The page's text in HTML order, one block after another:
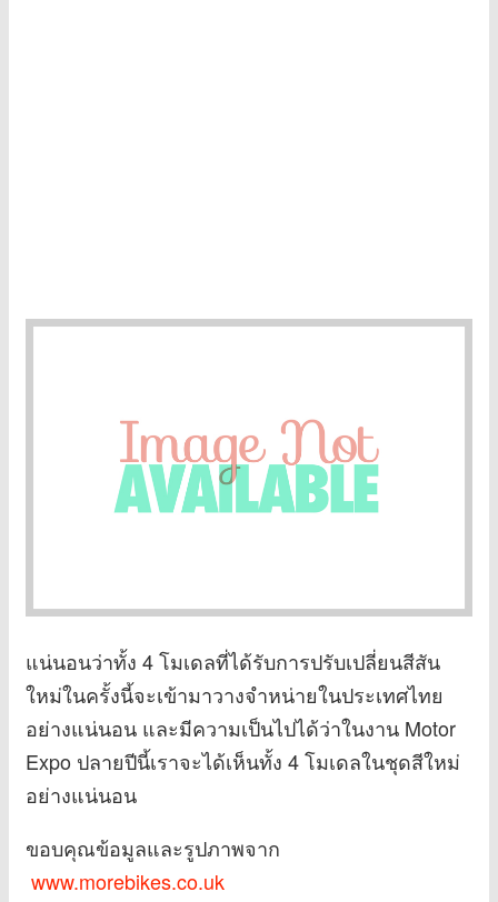
แน่นอนว่าทั้ง 4 โมเดลที่ได้รับการปรับเปลี่ยนสีสัน
ใหม่ในครั้งนี้จะเข้ามาวางจำหน่ายในประเทศไทย
อย่างแน่นอน และมีความเป็นไปได้ว่าในงาน Motor
Expo ปลายปีนี้เราจะได้เห็นทั้ง 4 โมเดลในชุดสีใหม่
อย่างแน่นอน
ขอบคุณข้อมูลและรูปภาพจาก
www.morebikes.co.uk